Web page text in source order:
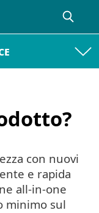
con nuovi
e rapida
all-in-one
minimo sul